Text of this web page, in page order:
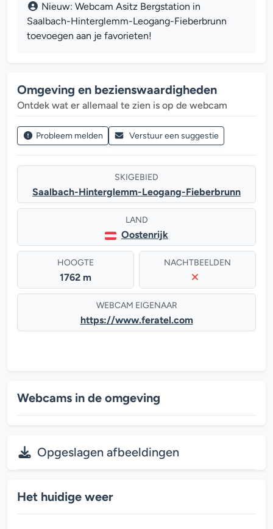
Nieuw: Webcam Asitz Bergstation in
Saalbach-Hinterglemm-Leogang-Fieberbrunn
toevoegen aan je favorieten!
Omgeving en bezienswaardigheden
Ontdek wat er allemaal te zien is op de webcam
Probleem melden Verstuur een suggestie
SKIGEBIED
Saalbach-Hinterglemm-Leogang-Fieberbrunn
LAND
Oostenrijk
HOOGTE
1762 m
NACHTBEELDEN
WEBCAM EIGENAAR
https://www.feratel.com
Webcams in de omgeving
Opgeslagen afbeeldingen
Het huidige weer